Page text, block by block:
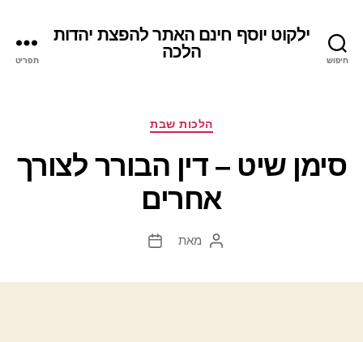
חיפוש
ילקוט יוסף חינם האתר להפצת יהדות
הלכה
תפריט
קטגוריות
הלכות שבת
סימן שיט – דין הבורר לצורך
אחרים
המחבר
מאת
תאריך